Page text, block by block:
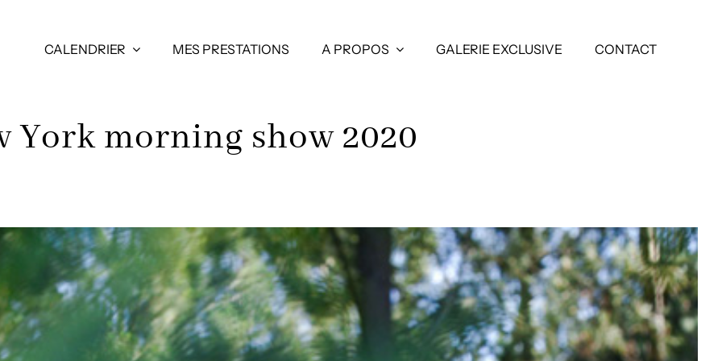
CALENDRIER MES PRESTATIONS A PROPOS GALERIE EXCLUSIVE CONTACT
York morning show 2020